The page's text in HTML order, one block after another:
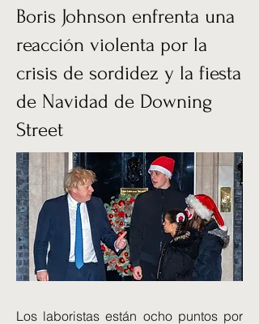
Boris Johnson enfrenta una
reacción violenta por la
crisis de sordidez y la fiesta
de Navidad de Downing
Street
Los laboristas están ocho puntos por